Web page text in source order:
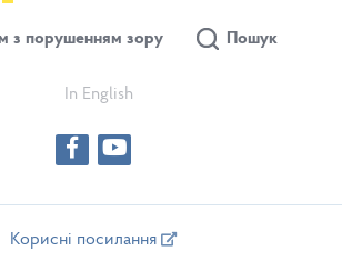
з порушенням зору Пошук
In English
Корисні посилання